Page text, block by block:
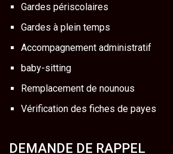
Gardes périscolaires
Gardes à plein temps
Accompagnement administratif
baby-sitting
Remplacement de nounous
Vérification des fiches de payes
DEMANDE DE RAPPEL